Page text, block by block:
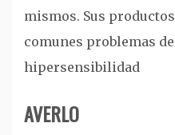
mismos. Sus
comunes problemas
hipersensibilidad
AVERLO